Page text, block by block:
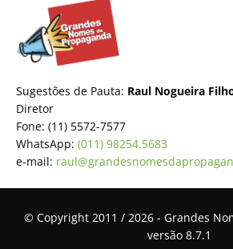
Sugestões de Pauta: Raul Nogueira
Diretor
Fone: (11) 5572-7577
WhatsApp: (011) 98254.5683
e-mail:
© Copyright 2011 / 2026 - Grandes
versão 8.7.1